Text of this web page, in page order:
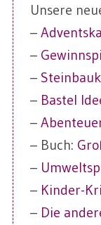
Unsere
–
–
–
– Bastel
–
– Buch:
–
– Kinder-
– Die